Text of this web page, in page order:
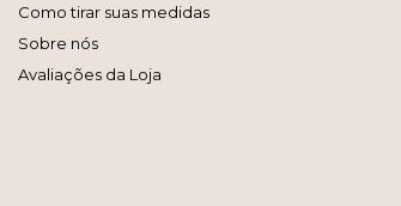
Como tirar suas medidas
Sobre nós
Avaliações da Loja